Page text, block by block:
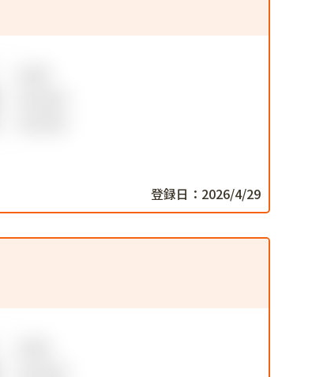
登録日：2026/4/29